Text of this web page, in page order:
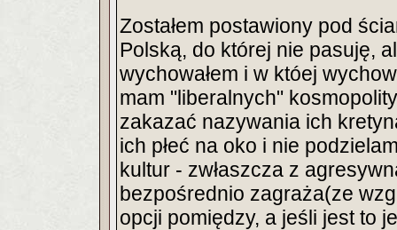
Zostałem postawiony pod
Polską, do której nie pasuję,
wychowałem i w któej
mam "liberalnych"
zakazać nazywania ich
ich płeć na oko i nie
kultur - zwłaszcza z
bezpośrednio zagraża(ze
opcji pomiędzy, a jeśli jest to